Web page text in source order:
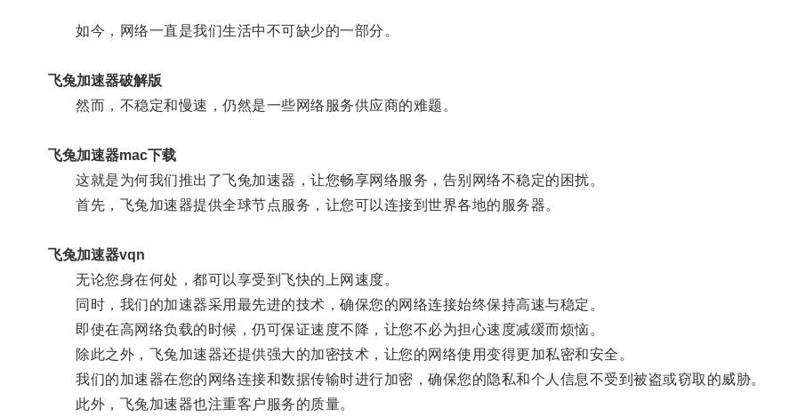
如今，网络一直是我们生活中不可缺少的一部分。
飞兔加速器破解版
然而，不稳定和慢速，仍然是一些网络服务供应商的难题。
飞兔加速器mac下载
这就是为何我们推出了飞兔加速器，让您畅享网络服务，告别网络不稳定的困扰。
首先，飞兔加速器提供全球节点服务，让您可以连接到世界各地的服务器。
飞兔加速器vqn
无论您身在何处，都可以享受到飞快的上网速度。
同时，我们的加速器采用最先进的技术，确保您的网络连接始终保持高速与稳定。
即使在高网络负载的时候，仍可保证速度不降，让您不必为担心速度减缓而烦恼。
除此之外，飞兔加速器还提供强大的加密技术，让您的网络使用变得更加私密和安全。
我们的加速器在您的网络连接和数据传输时进行加密，确保您的隐私和个人信息不受到被盗或窃取的威胁。
此外，飞兔加速器也注重客户服务的质量。